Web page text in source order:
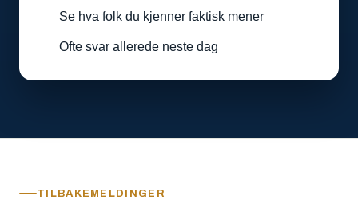
Se hva folk du kjenner faktisk mener
Ofte svar allerede neste dag
TILBAKEMELDINGER